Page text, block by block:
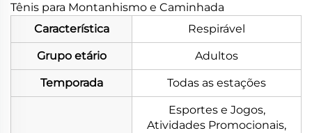
Tênis para Montanhismo e Caminhada
Característica
Respirável
Grupo etário Adultos
Temporada Todas as estações
Esportes e Jogos,
Atividades Promocionais,